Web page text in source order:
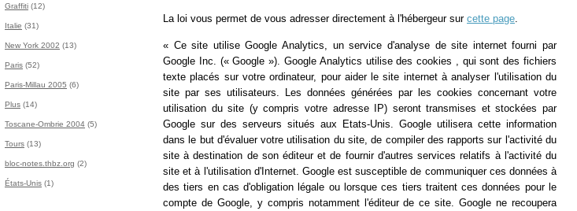
Graffiti (12)
Italie (31)
New York 2002 (13)
Paris (52)
Paris-Millau 2005 (6)
Plus (14)
Toscane-Ombrie 2004 (5)
Tours (13)
bloc-notes.thbz.org (2)
États-Unis (1)
La loi vous permet de vous adresser directement à l'hébergeur sur cette page.
« Ce site utilise Google Analytics, un service d'analyse de site internet fourni par
Google Inc. (« Google »). Google Analytics utilise des cookies , qui sont des fichiers
texte placés sur votre ordinateur, pour aider le site internet à analyser l'utilisation du
site par ses utilisateurs. Les données générées par les cookies concernant votre
utilisation du site (y compris votre adresse IP) seront transmises et stockées par
Google sur des serveurs situés aux Etats-Unis. Google utilisera cette information
dans le but d'évaluer votre utilisation du site, de compiler des rapports sur l'activité du
site à destination de son éditeur et de fournir d'autres services relatifs à l'activité du
site et à l'utilisation d'Internet. Google est susceptible de communiquer ces données à
des tiers en cas d'obligation légale ou lorsque ces tiers traitent ces données pour le
compte de Google, y compris notamment l'éditeur de ce site. Google ne recoupera